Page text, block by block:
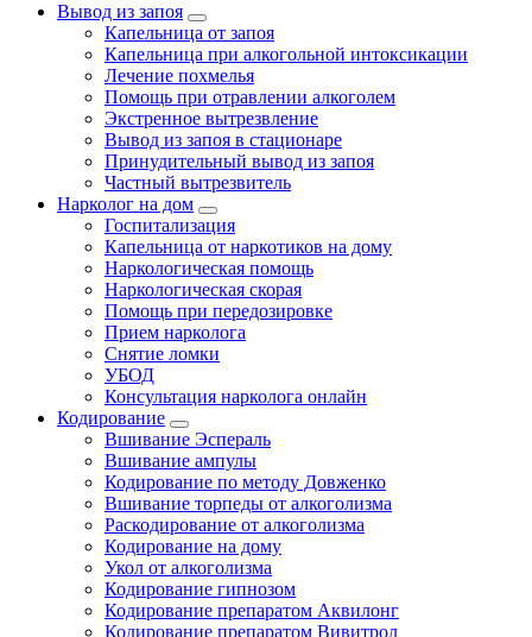
Вывод из запоя
Капельница от запоя
Капельница при алкогольной интоксикации
Лечение похмелья
Помощь при отравлении алкоголем
Экстренное вытрезвление
Вывод из запоя в стационаре
Принудительный вывод из запоя
Частный вытрезвитель
Нарколог на дом
Госпитализация
Капельница от наркотиков на дому
Наркологическая помощь
Наркологическая скорая
Помощь при передозировке
Прием нарколога
Снятие ломки
УБОД
Консультация нарколога онлайн
Кодирование
Вшивание Эспераль
Вшивание ампулы
Кодирование по методу Довженко
Вшивание торпеды от алкоголизма
Раскодирование от алкоголизма
Кодирование на дому
Укол от алкоголизма
Кодирование гипнозом
Кодирование препаратом Аквилонг
Кодирование препаратом Вивитрол